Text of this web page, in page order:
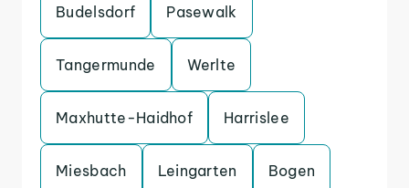
Budelsdorf Pasewalk
Tangermunde Werlte
Maxhutte-Haidhof Harrislee
Miesbach Leingarten Bogen